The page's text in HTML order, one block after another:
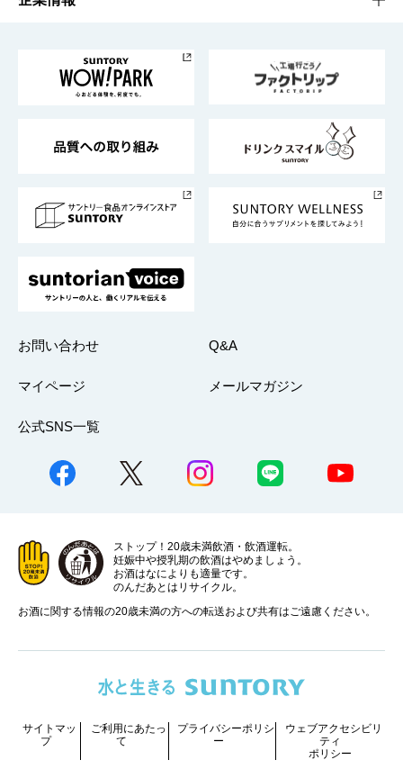
地域情報
サントリーサンバーズ大阪
サントリーが考えるサステナビリティ経営
企業概要
採用情報
お問い合わせ Q&A
マイページ メールマガジン
公式SNS一覧
ストップ！20歳未満飲酒・飲酒運転。
妊娠中や授乳期の飲酒はやめましょう。
お酒はなによりも適量です。
のんだあとはリサイクル。
お酒に関する情報の20歳未満の方への転送および共有はご遠慮ください。
サイトマッ
プ
ご利用にあたっ
て
プライバシーポリシ
ー
ウェブアクセシビリ
ティ
ポリシー